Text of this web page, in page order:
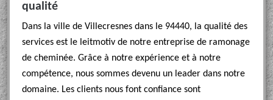
qualité
Dans la ville de Villecresnes dans le 94440, la qualité des
services est le leitmotiv de notre entreprise de ramonage
de cheminée. Grâce à notre expérience et à notre
compétence, nous sommes devenu un leader dans notre
domaine. Les clients nous font confiance sont